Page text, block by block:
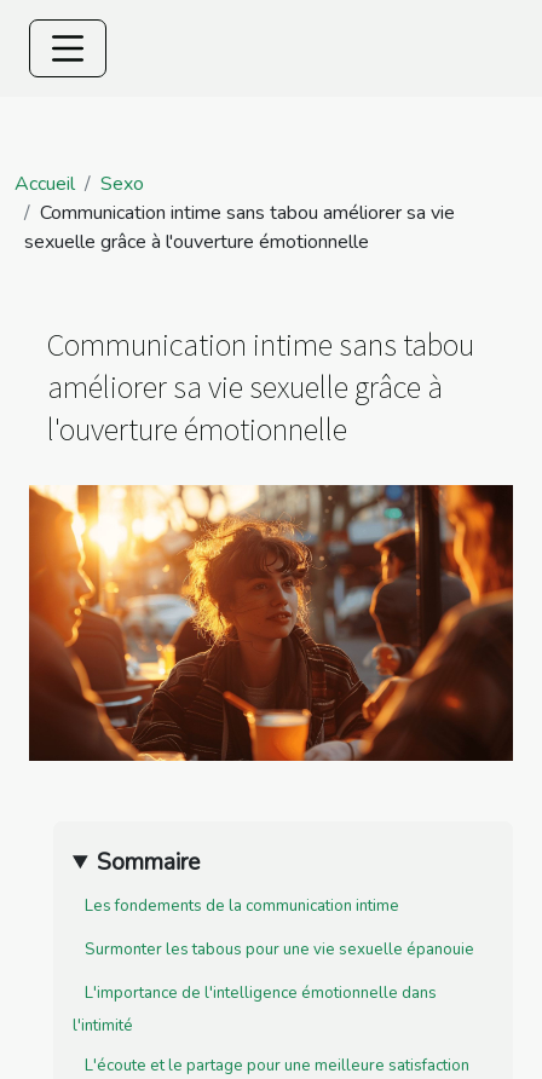
Accueil
Sexo
Communication intime sans tabou améliorer sa vie
sexuelle grâce à l'ouverture émotionnelle
Communication intime sans tabou
améliorer sa vie sexuelle grâce à
l'ouverture émotionnelle
Sommaire
Les fondements de la communication intime
Surmonter les tabous pour une vie sexuelle épanouie
L'importance de l'intelligence émotionnelle dans
l'intimité
L'écoute et le partage pour une meilleure satisfaction